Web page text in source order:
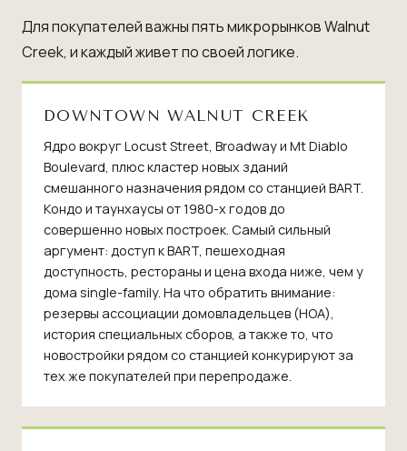
Для покупателей важны пять микрорынков Walnut
Creek, и каждый живет по своей логике.
DOWNTOWN WALNUT CREEK
Ядро вокруг Locust Street, Broadway и Mt Diablo
Boulevard, плюс кластер новых зданий
смешанного назначения рядом со станцией BART.
Кондо и таунхаусы от 1980-х годов до
совершенно новых построек. Самый сильный
аргумент: доступ к BART, пешеходная
доступность, рестораны и цена входа ниже, чем у
дома single-family. На что обратить внимание:
резервы ассоциации домовладельцев (HOA),
история специальных сборов, а также то, что
новостройки рядом со станцией конкурируют за
тех же покупателей при перепродаже.